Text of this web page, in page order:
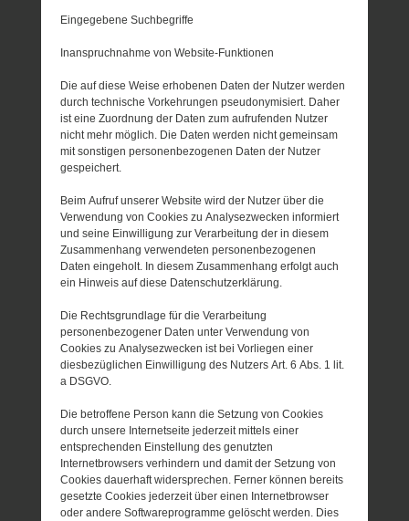
Eingegebene Suchbegriffe
Inanspruchnahme von Website-Funktionen
Die auf diese Weise erhobenen Daten der Nutzer werden
durch technische Vorkehrungen pseudonymisiert. Daher
ist eine Zuordnung der Daten zum aufrufenden Nutzer
nicht mehr möglich. Die Daten werden nicht gemeinsam
mit sonstigen personenbezogenen Daten der Nutzer
gespeichert.
Beim Aufruf unserer Website wird der Nutzer über die
Verwendung von Cookies zu Analysezwecken informiert
und seine Einwilligung zur Verarbeitung der in diesem
Zusammenhang verwendeten personenbezogenen
Daten eingeholt. In diesem Zusammenhang erfolgt auch
ein Hinweis auf diese Datenschutzerklärung.
Die Rechtsgrundlage für die Verarbeitung
personenbezogener Daten unter Verwendung von
Cookies zu Analysezwecken ist bei Vorliegen einer
diesbezüglichen Einwilligung des Nutzers Art. 6 Abs. 1 lit.
a DSGVO.
Die betroffene Person kann die Setzung von Cookies
durch unsere Internetseite jederzeit mittels einer
entsprechenden Einstellung des genutzten
Internetbrowsers verhindern und damit der Setzung von
Cookies dauerhaft widersprechen. Ferner können bereits
gesetzte Cookies jederzeit über einen Internetbrowser
oder andere Softwareprogramme gelöscht werden. Dies